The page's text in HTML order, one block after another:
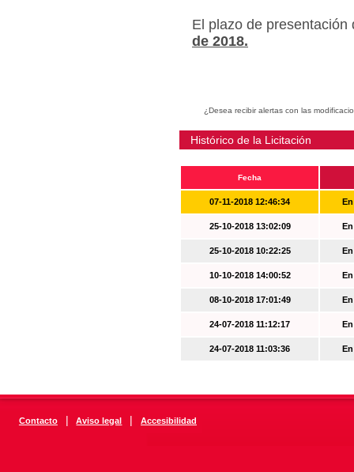
El plazo de
de 2018.
¿Desea recibir alertas con las
Histórico de la Licitación
Fecha
07-11-2018 12:46:34
25-10-2018 13:02:09
25-10-2018 10:22:25
10-10-2018 14:00:52
08-10-2018 17:01:49
24-07-2018 11:12:17
24-07-2018 11:03:36
Contacto | Aviso legal | Accesibilidad